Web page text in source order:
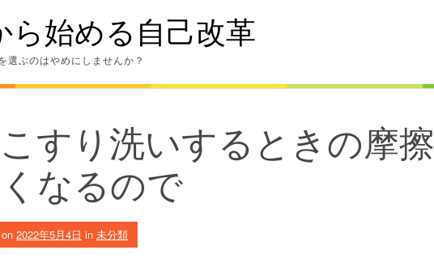
ら始める自己改革
選ぶのはやめにしませんか？
すり洗いするときの摩擦
なるので
on 2022年5月4日 in 未分類